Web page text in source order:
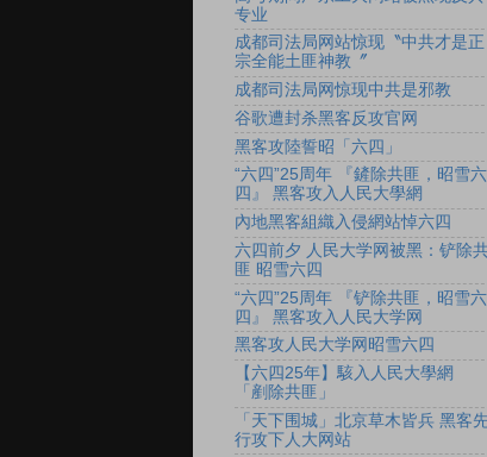
专业
成都司法局网站惊现〝中共才是正
宗全能土匪神教〞
成都司法局网惊现中共是邪教
谷歌遭封杀黑客反攻官网
黑客攻陸誓昭「六四」
“六四”25周年 『鏟除共匪，昭雪六
四』 黑客攻入人民大學網
內地黑客組織入侵網站悼六四
六四前夕 人民大学网被黑：铲除
匪 昭雪六四
“六四”25周年 『铲除共匪，昭雪六
四』 黑客攻入人民大学网
黑客攻人民大学网昭雪六四
【六四25年】駭入人民大學網
「剷除共匪」
「天下围城」北京草木皆兵 黑客
行攻下人大网站